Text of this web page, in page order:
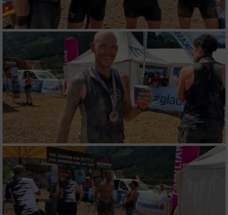
Notwendig
Funktional
Werbung